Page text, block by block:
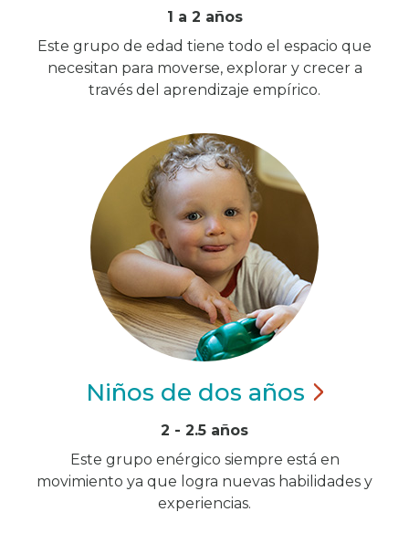
1 a 2 años
Este grupo de edad tiene todo el espacio que
necesitan para moverse, explorar y crecer a
través del aprendizaje empírico.
Niños de dos años
2 - 2.5 años
Este grupo enérgico siempre está en
movimiento ya que logra nuevas habilidades y
experiencias.